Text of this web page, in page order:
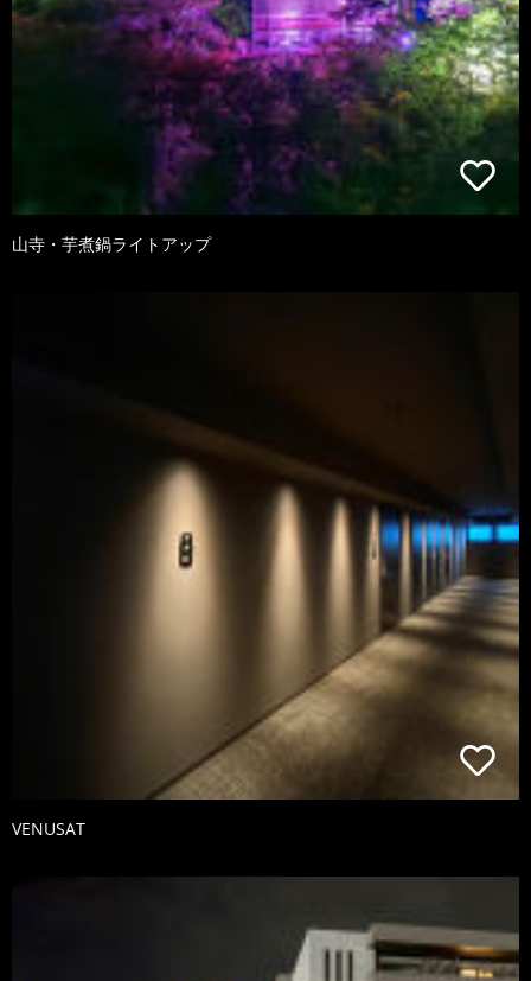
山寺・芋煮鍋ライトアップ
VENUSAT